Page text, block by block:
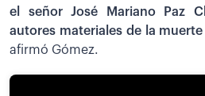
el señor José Mariano Paz
autores materiales de la
afirmó Gómez.